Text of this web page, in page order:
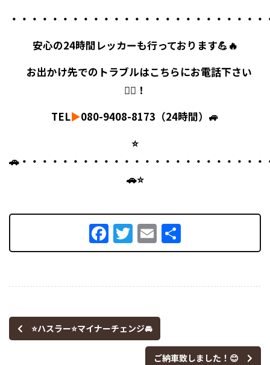
・・・・・・・・・・・・・・・・・・・・・・・・・
安心の24時間レッカーも行っております💪🔥
お出かけ先でのトラブルはこちらにお電話下さい
🙋‍♀️！
TEL▶080-9408-8173（24時間）🚙
⭐
🚗・・・・・・・・・・・・・・・・・・・・・・・・
🚗⭐
Facebook
Twitter
Email
有
⭐ハスラー⭐マイナーチェンジ🚘
ご納車致しました！😊